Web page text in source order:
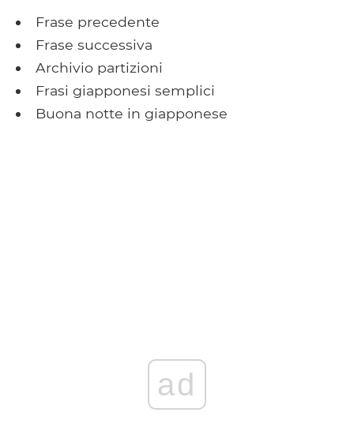
Frase precedente
Frase successiva
Archivio partizioni
Frasi giapponesi semplici
Buona notte in giapponese
ad